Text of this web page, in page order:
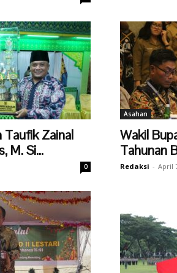
Taufik Zainal
M. Si...
0
Asahan
Wakil
Tahunan
Redaksi - April